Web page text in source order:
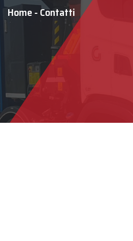
Home-Contatti